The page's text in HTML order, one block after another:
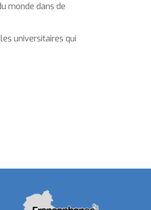
monde dans de
universitaires qui